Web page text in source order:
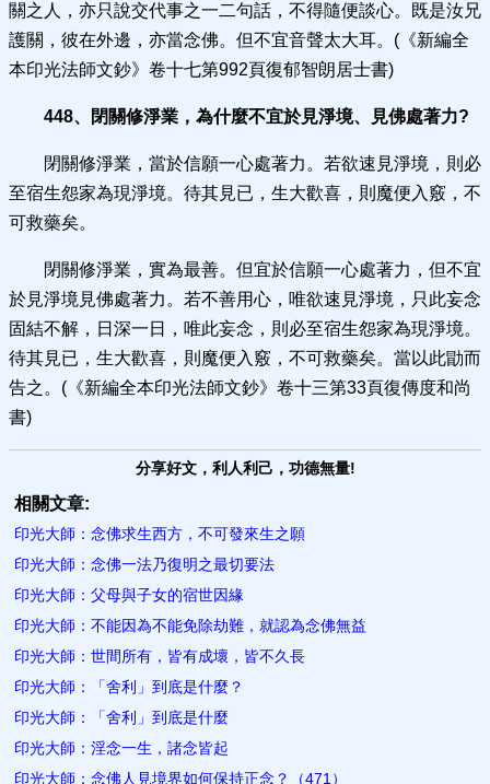
關之人，亦只說交代事之一二句話，不得隨便談心。既是汝兄
護關，彼在外邊，亦當念佛。但不宜音聲太大耳。(《新編全
本印光法師文鈔》卷十七第992頁復郁智朗居士書)
448、閉關修淨業，為什麼不宜於見淨境、見佛處著力?
閉關修淨業，當於信願一心處著力。若欲速見淨境，則必
至宿生怨家為現淨境。待其見已，生大歡喜，則魔便入竅，不
可救藥矣。
閉關修淨業，實為最善。但宜於信願一心處著力，但不宜
於見淨境見佛處著力。若不善用心，唯欲速見淨境，只此妄念
固結不解，日深一日，唯此妄念，則必至宿生怨家為現淨境。
待其見已，生大歡喜，則魔便入竅，不可救藥矣。當以此勖而
告之。(《新編全本印光法師文鈔》卷十三第33頁復傳度和尚
書)
分享好文，利人利己，功德無量!
相關文章:
印光大師：念佛求生西方，不可發來生之願
印光大師：念佛一法乃復明之最切要法
印光大師：父母與子女的宿世因緣
印光大師：不能因為不能免除劫難，就認為念佛無益
印光大師：世間所有，皆有成壞，皆不久長
印光大師：「舍利」到底是什麼？
印光大師：「舍利」到底是什麼
印光大師：淫念一生，諸念皆起
印光大師：念佛人見境界如何保持正念？（471）